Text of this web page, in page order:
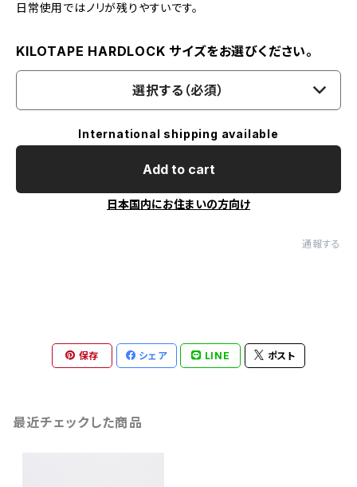
日常使用ではノリが残りやすいです。
KILOTAPE HARDLOCK サイズをお選びください。
選択する（必須）
International shipping available
Add to cart
日本国内にお住まいの方向け
通報する
保存 シェア LINE ポスト
最近チェックした商品